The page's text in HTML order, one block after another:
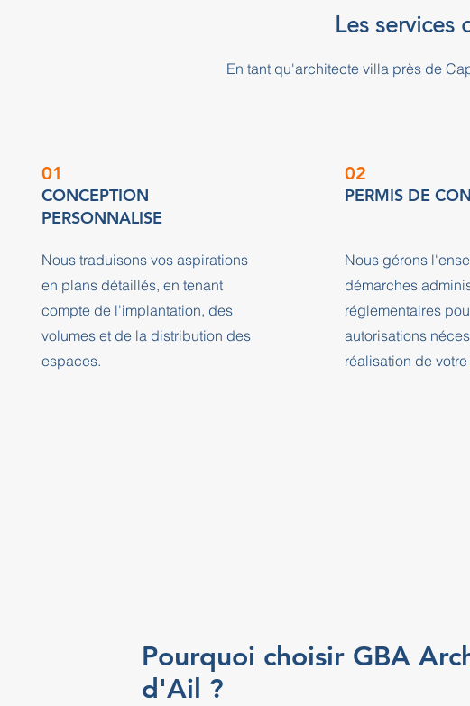
Les services
En tant qu'architecte villa près de
01
CONCEPTION
PERSONNALISE
Nous traduisons vos aspirations
en plans détaillés, en tenant
compte de l'implantation, des
volumes et de la distribution des
espaces.
02
PERMIS DE
Nous gérons
démarches
réglementaires
autorisations
réalisation de
Pourquoi choisir GBA
d'Ail ?